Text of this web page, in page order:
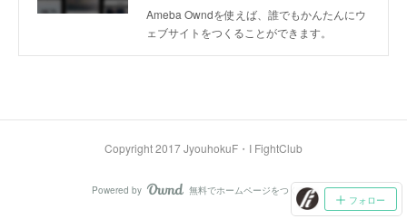
Ameba Owndを使えば、誰でもかんたんにウ
ェブサイトをつくることができます。
フォロー
Copyright 2017 JyouhokuF・I FightClub
Powered by AmebaOwnd
無料でホームページをつくろう